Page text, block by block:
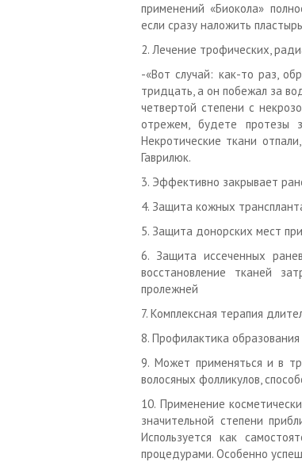
применений «Биокола»
если сразу наложить
2. Лечение трофических,
-«Вот случай: как-то раз,
тридцать, а он побежал за
четвертой степени с
отрежем, будете протезы
Некротические ткани
Гаврилюк.
3. Эффективно закрывает
4. Защита кожных
5. Защита донорских мест
6. Защита иссеченных
восстановление тканей
пролежней
7. Комплексная терапия
8. Профилактика
9. Может применяться и в
волосяных фолликулов,
10. Применение
значительной степени
Используется как
процедурами. Особенно